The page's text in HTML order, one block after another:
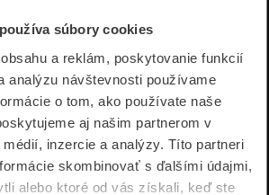
súbory cookies
a reklám, poskytovanie funkcií
analýzu návštevnosti používame
o tom, ako používate naše
aj našim partnerom v
inzercie a analýzy. Títo partneri
skombinovať s ďalšími údajmi,
alebo ktoré od vás získali, keď ste
Súbory
na stiahnutie